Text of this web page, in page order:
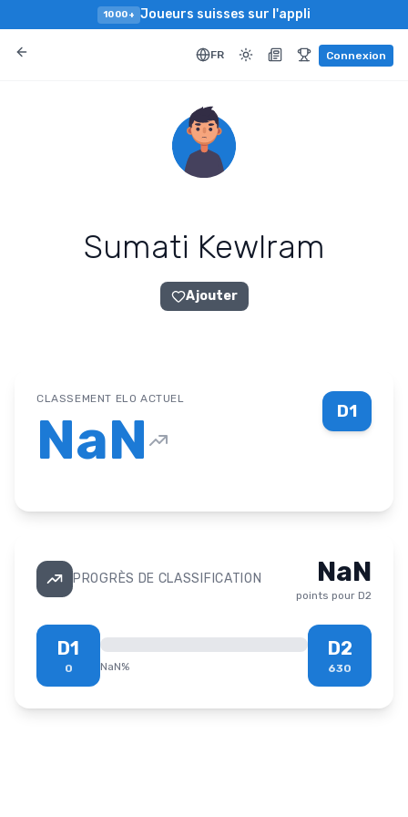
1000+ Joueurs suisses sur l'appli
FR Connexion
Sumati Kewlram
Ajouter
D1
CLASSEMENT ELO ACTUEL
NaN
PROGRÈS DE CLASSIFICATION NaN
points pour D2
D1
0 NaN%
D2
630